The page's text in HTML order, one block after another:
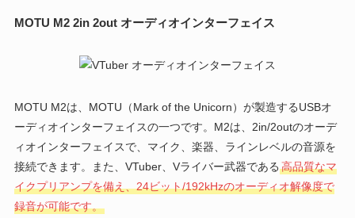
MOTU M2 2in 2out オーディオインターフェイス
MOTU M2は、MOTU（Mark of the Unicorn）が製造するUSBオ
ーディオインターフェイスの一つです。M2は、2in/2outのオーデ
ィオインターフェイスで、マイク、楽器、ラインレベルの音源を
接続できます。また、VTuber、Vライバー武器である 高品質なマ
イクプリアンプを備え、24ビット/192kHzのオーディオ解像度で
録音が可能です。